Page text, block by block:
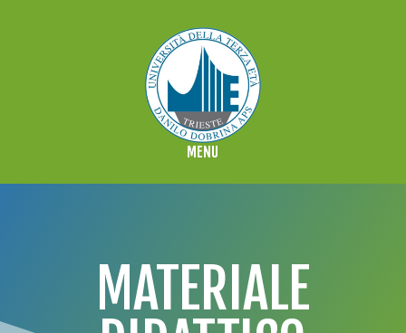
MATERIALE